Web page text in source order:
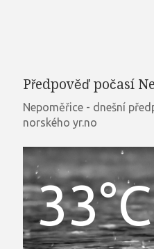
Předpověď počasí
Nepoměřice - dnešní
norského yr.no
33°C